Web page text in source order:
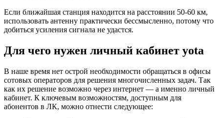
Если ближайшая станция находится на расстоянии 50-60 км,
использовать антенну практически бессмысленно, потому что
добиться усиления сигнала не удастся.
Для чего нужен личный кабинет yota
В наше время нет острой необходимости обращаться в офисы
сотовых операторов для решения многочисленных задач. Так
как их решение возможно через интернет — а именно личный
кабинет. К ключевым возможностям, доступным для
абонентов в ЛК, можно отнести следующее: